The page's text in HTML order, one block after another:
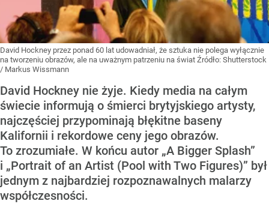
David Hockney przez ponad 60 lat udowadniał, że sztuka nie polega wyłącznie
na tworzeniu obrazów, ale na uważnym patrzeniu na świat Źródło: Shutterstock
/ Markus Wissmann
David Hockney nie żyje. Kiedy media na całym
świecie informują o śmierci brytyjskiego artysty,
najczęściej przypominają błękitne baseny
Kalifornii i rekordowe ceny jego obrazów.
To zrozumiałe. W końcu autor „A Bigger Splash”
i „Portrait of an Artist (Pool with Two Figures)” był
jednym z najbardziej rozpoznawalnych malarzy
współczesności.